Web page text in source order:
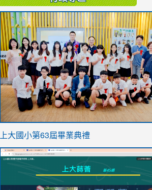
link
https://sites.google.com/stes.tyc.edu.tw/
上大國小第63屆畢業典禮
link